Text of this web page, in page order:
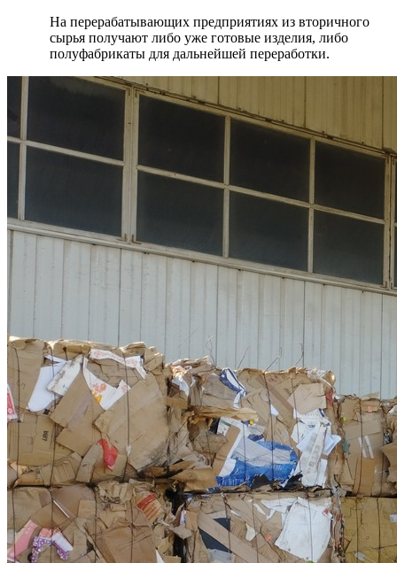
На перерабатывающих предприятиях из вторичного
сырья получают либо уже готовые изделия, либо
полуфабрикаты для дальнейшей переработки.